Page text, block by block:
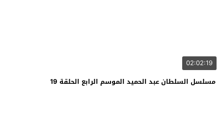
02:02:19
مسلسل السلطان عبد الحميد الموسم الرابع الحلقة 19